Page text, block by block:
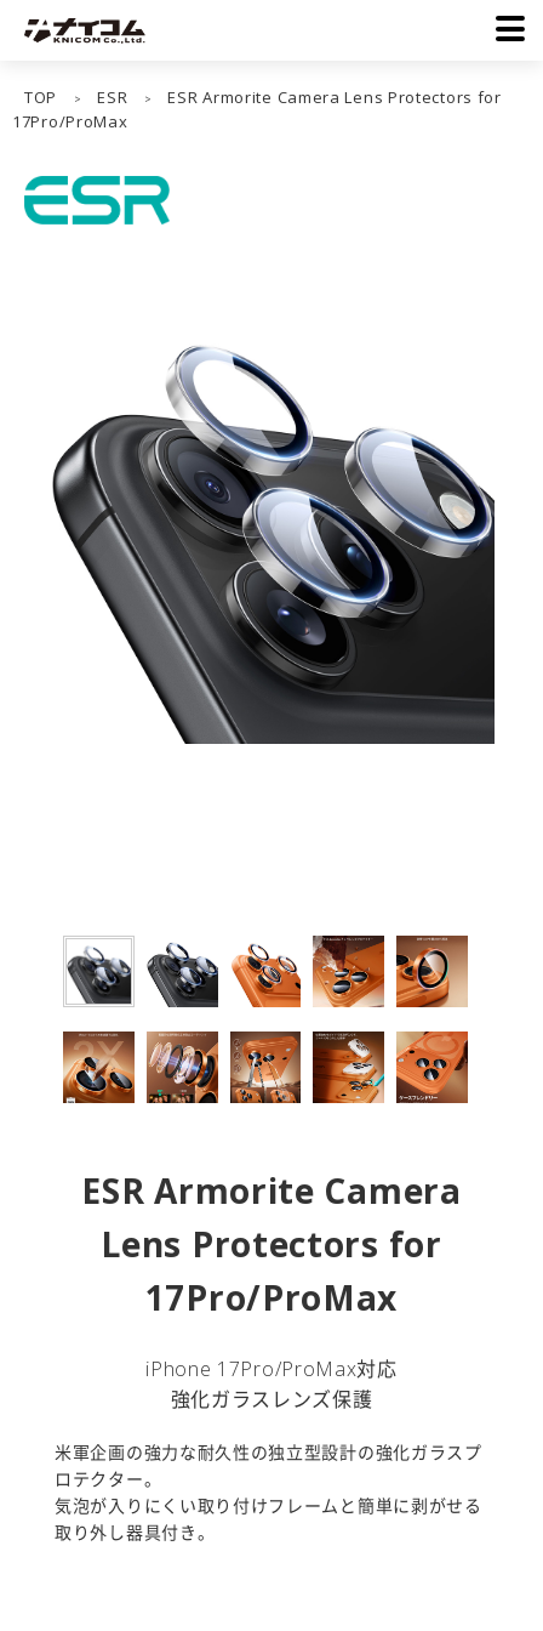
TOP > ESR >
ESR Armorite Camera Lens Protectors for
17Pro/ProMax
ESR Armorite Camera
Lens Protectors for
17Pro/ProMax
iPhone 17Pro/ProMax対応
強化ガラスレンズ保護
米軍企画の強力な耐久性の独立型設計の強化ガラスプ
ロテクター。
気泡が入りにくい取り付けフレームと簡単に剥がせる
取り外し器具付き。